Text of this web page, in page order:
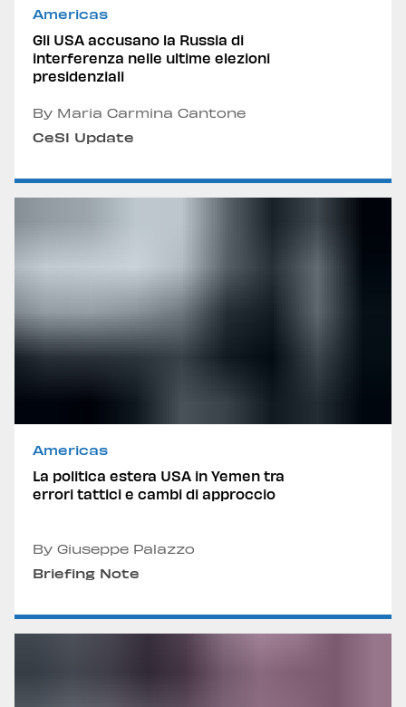
Americas
Gli USA accusano la Russia di
interferenza nelle ultime elezioni
presidenziali
By Maria Carmina Cantone
CeSI Update
Americas
La politica estera USA in Yemen tra
errori tattici e cambi di approccio
By Giuseppe Palazzo
Briefing Note